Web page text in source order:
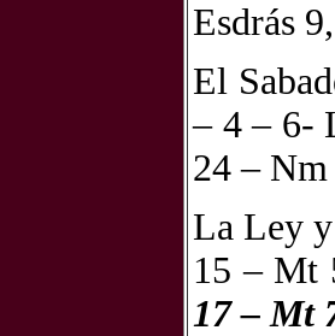
Esdrás
El
– 4 – 6-
24 –
La Ley
15 – Mt
17 – Mt